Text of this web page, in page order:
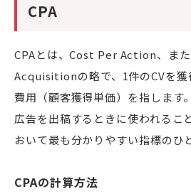
お役立ちコラム
用語集
お問い合わせ
CPA
CPAとは、Cost Per Action、ま
Acquisitionの略で、1件のCVを獲
費用（顧客獲得単価）を指します。
広告を出稿するときに使われるこ
おいて最も分かりやすい指標のひ
CPAの計算方法